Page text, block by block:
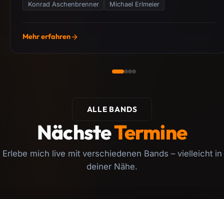
Konrad Aschenbrenner
Michael Erlmeier
Mehr erfahren
ALLE BANDS
NächsteTermine
Erlebe mich live mit verschiedenen Bands – vielleicht in
deiner Nähe.